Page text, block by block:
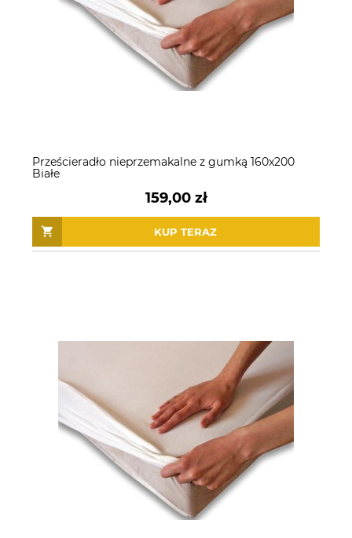
Prześcieradło nieprzemakalne z gumką 160x200
Białe
159,00 zł
KUP TERAZ